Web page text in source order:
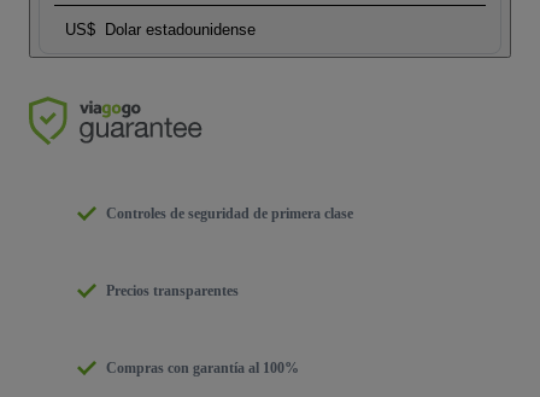
US$ Dolar estadounidense
Controles de seguridad de primera clase
Precios transparentes
Compras con garantía al 100%